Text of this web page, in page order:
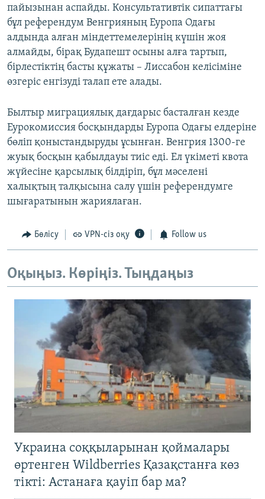
пайызынан аспайды. Консультативтік сипаттағы
бұл референдум Венгрияның Еуропа Одағы
алдында алған міндеттемелерінің күшін жоя
алмайды, бірақ Будапешт осыны алға тартып,
бірлестіктің басты құжаты – Лиссабон келісіміне
өзгеріс енгізуді талап ете алады.
Былтыр миграциялық дағдарыс басталған кезде
Еурокомиссия босқындарды Еуропа Одағы елдеріне
бөліп қоныстандыруды ұсынған. Венгрия 1300-ге
жуық босқын қабылдауы тиіс еді. Ел үкіметі квота
жүйесіне қарсылық білдіріп, бұл мәселені
халықтың талқысына салу үшін референдумге
шығаратынын жариялаған.
Бөлісу VPN-сіз оқу Follow us
Оқыңыз. Көріңіз. Тыңдаңыз
Украина соққыларынан қоймалары
өртенген Wildberries Қазақстанға көз
тікті: Астанаға қауіп бар ма?